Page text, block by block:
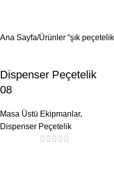
Ana Sayfa Ürünler “şık
Dispenser Peçetelik
08
Masa Üstü Ekipmanlar,
Dispenser Peçetelik